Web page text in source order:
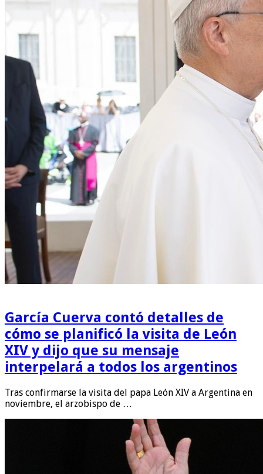
García Cuerva contó detalles de
cómo se planificó la visita de León
XIV y dijo que su mensaje
interpelará a todos los argentinos
Tras confirmarse la visita del papa León XIV a Argentina en
noviembre, el arzobispo de …